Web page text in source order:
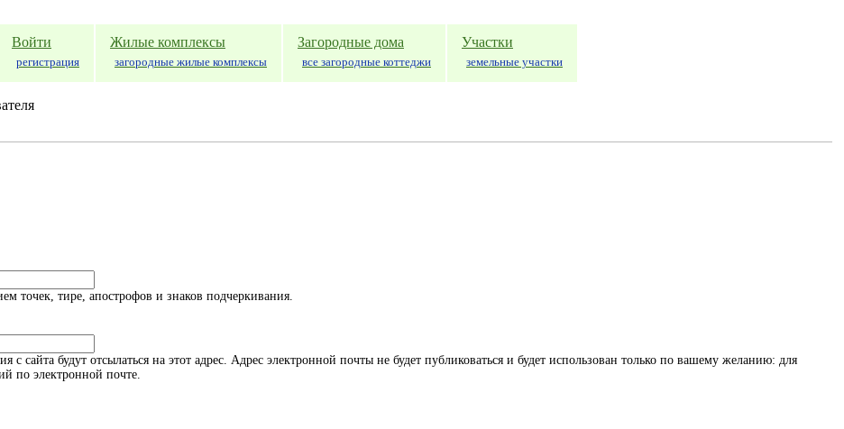
Войти
регистрация
Жилые комплексы
загородные жилые комплексы
Загородные дома
все загородные коттеджи
Участки
земельные участки
точек, тире, апострофов и знаков подчеркивания.
сайта будут отсылаться на этот адрес. Адрес электронной почты не будет публиковаться и будет использован только по вашему желанию: для
по электронной почте.